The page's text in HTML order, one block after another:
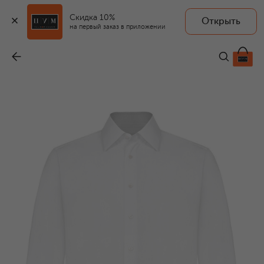
Скидка 10%
на первый заказ в приложении
Открыть
105 000 ₽